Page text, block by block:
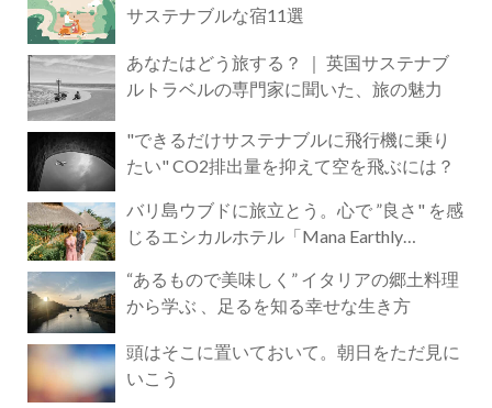
サステナブルな宿11選
あなたはどう旅する？ ｜ 英国サステナブ
ルトラベルの専門家に聞いた、旅の魅力
"できるだけサステナブルに飛行機に乗り
たい" CO2排出量を抑えて空を飛ぶには？
バリ島ウブドに旅立とう。心で ”良さ" を感
じるエシカルホテル「Mana Earthly
“あるもので美味しく” イタリアの郷土料理
から学ぶ 、足るを知る幸せな生き方
頭はそこに置いておいて。朝日をただ見に
いこう